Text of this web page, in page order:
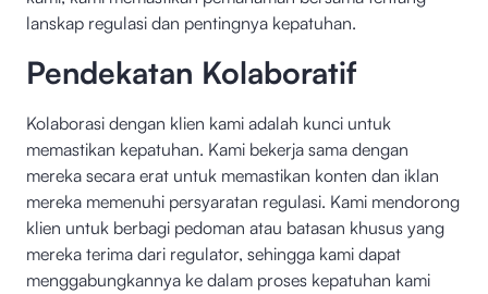
lanskap regulasi dan pentingnya kepatuhan.
Pendekatan Kolaboratif
Kolaborasi dengan klien kami adalah kunci untuk
memastikan kepatuhan. Kami bekerja sama dengan
mereka secara erat untuk memastikan konten dan iklan
mereka memenuhi persyaratan regulasi. Kami mendorong
klien untuk berbagi pedoman atau batasan khusus yang
mereka terima dari regulator, sehingga kami dapat
menggabungkannya ke dalam proses kepatuhan kami